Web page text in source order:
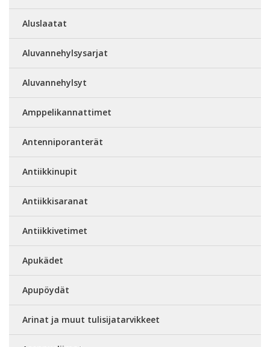
Aluslaatat
Aluvannehylsysarjat
Aluvannehylsyt
Amppelikannattimet
Antenniporanterät
Antiikkinupit
Antiikkisaranat
Antiikkivetimet
Apukädet
Apupöydät
Arinat ja muut tulisijatarvikkeet